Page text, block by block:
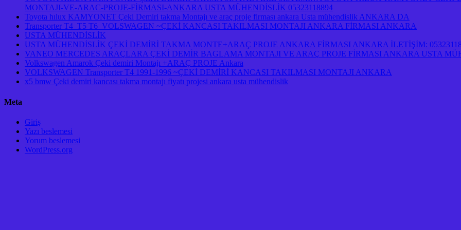
MONTAJI-VE-ARAC-PROJE-FİRMASI-ANKARA USTA MÜHENDİSLİK 05323118894
Toyota hılux KAMYONET Çeki Demiri takma Montajı ve araç proje firması ankara Usta mühendislik ANKARA DA
Transporter T4 T5 T6 VOLSWAGEN ~ÇEKİ KANCASI TAKILMASI MONTAJI ANKARA FİRMASI ANKARA
USTA MÜHENDİSLİK
USTA MÜHENDİSLİK ÇEKİ DEMİRİ TAKMA MONTE+ARAÇ PROJE ANKARA FİRMASI ANKARA İLETİŞİM:
VANEO MERCEDES ARAÇLARA ÇEKİ DEMİR BAGLAMA MONTAJI VE ARAÇ PROJE FİRMASI ANKARA USTA
Volkswagen Amarok Çeki demiri Montajı +ARAÇ PROJE Ankara
VOLKSWAGEN Transporter T4 1991-1996 ~ÇEKİ DEMİRİ KANCASI TAKILMASI MONTAJI ANKARA
x5 bmw Çeki demiri kancası takma montajı fiyatı projesi ankara usta mühendislik
Meta
Giriş
Yazı beslemesi
Yorum beslemesi
WordPress.org